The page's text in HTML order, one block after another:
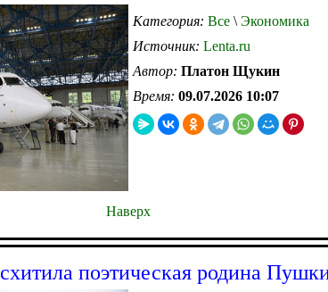
Категория: Все \ Экономика
Источник: Lenta.ru
Автор: Платон Щукин
Время: 09.07.2026 10:07
Наверх
поэтическая родина